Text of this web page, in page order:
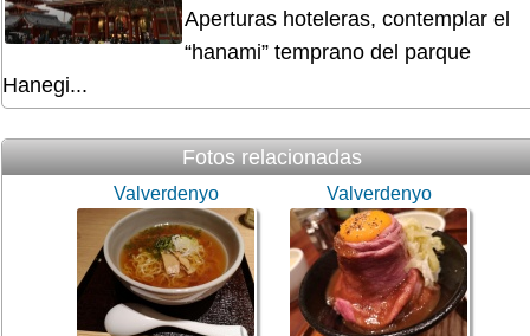
Aperturas hoteleras, contemplar el
“hanami” temprano del parque
Hanegi...
Fotos relacionadas
Valverdenyo Valverdenyo